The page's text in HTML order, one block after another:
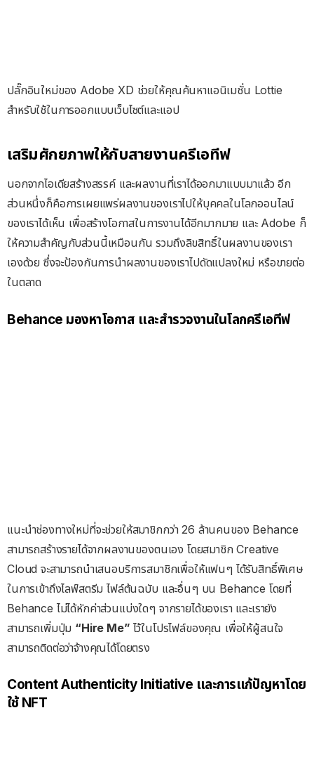
ปลั๊กอินใหม่ของ Adobe XD ช่วยให้คุณค้นหาแอนิเมชั่น Lottie
สำหรับใช้ในการออกแบบเว็บไซต์และแอป
เสริมศักยภาพให้กับสายงานครีเอทีฟ
นอกจากไอเดียสร้างสรรค์ และผลงานที่เราได้ออกมาแบบมาแล้ว อีก
ส่วนหนึ่งก็คือการเผยแพร่ผลงานของเราไปให้บุคคลในโลกออนไลน์
ของเราได้เห็น เพื่อสร้างโอกาสในการงานได้อีกมากมาย และ Adobe ก็
ให้ความสำคัญกับส่วนนี้เหมือนกัน รวมถึงลิขสิทธิ์ในผลงานของเรา
เองด้วย ซึ่งจะป้องกันการนำผลงานของเราไปดัดแปลงใหม่ หรือขายต่อ
ในตลาด
Behance มองหาโอกาส และสำรวจงานในโลกครีเอทีฟ
แนะนำช่องทางใหม่ที่จะช่วยให้สมาชิกกว่า 26 ล้านคนของ Behance
สามารถสร้างรายได้จากผลงานของตนเอง โดยสมาชิก Creative
Cloud จะสามารถนำเสนอบริการสมาชิกเพื่อให้แฟนๆ ได้รับสิทธิ์พิเศษ
ในการเข้าถึงไลฟ์สตรีม ไฟล์ต้นฉบับ และอื่นๆ บน Behance โดยที่
Behance ไม่ได้หักค่าส่วนแบ่งใดๆ จากรายได้ของเรา และเรายัง
สามารถเพิ่มปุ่ม “Hire Me” ไว้ในโปรไฟล์ของคุณ เพื่อให้ผู้สนใจ
สามารถติดต่อว่าจ้างคุณได้โดยตรง
Content Authenticity Initiative และการแก้ปัญหาโดย
ใช้ NFT